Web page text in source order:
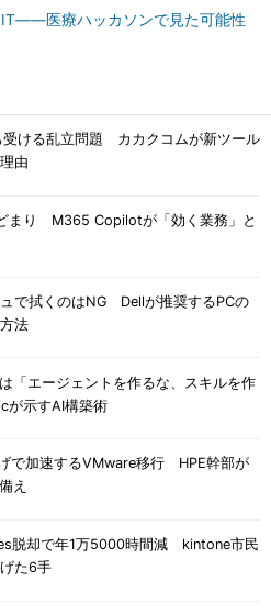
IT――医療ハッカソンで見た可能性
受ける乱立問題 カカクコムが新ツール
由
まり M365 Copilotが「効く業務」と
で拭くのはNG Dellが推奨するPCの
法
「エージェントを作るな、スキルを作
示すAI構築術
で加速するVMware移行 HPE幹部が
え
脱却で年1万5000時間減 kintone市民
た6手